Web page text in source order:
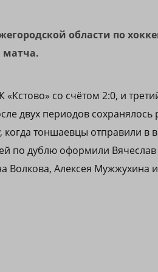
области по
матча.
со счётом 2:0, и
двух периодов сохранялось
тоншаевцы отправили в
по дублю оформили
Волкова, Алексея Мужжухина